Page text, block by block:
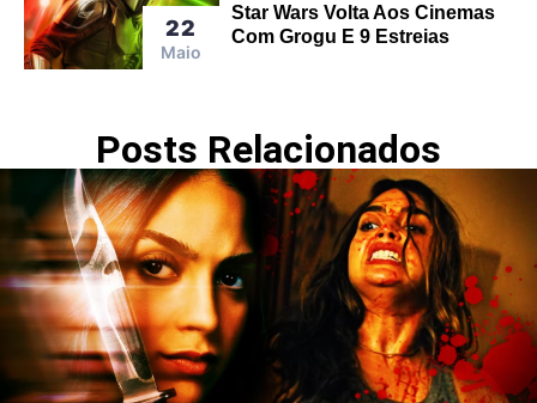
22
Maio
Star Wars Volta Aos Cinemas
Com Grogu E 9 Estreias
Posts Relacionados